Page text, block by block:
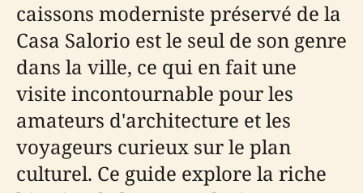
caissons moderniste préservé de la
Casa Salorio est le seul de son genre
dans la ville, ce qui en fait une
visite incontournable pour les
amateurs d'architecture et les
voyageurs curieux sur le plan
culturel. Ce guide explore la riche